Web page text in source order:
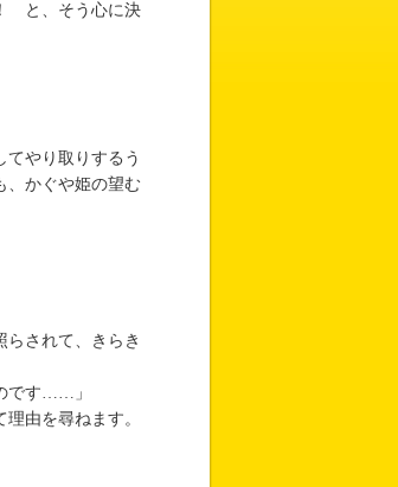
と、そう心に決
やり取りするう
、かぐや姫の望む
されて、きらき
です……」
由を尋ねます。